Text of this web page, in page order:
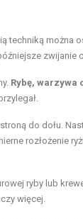
można
zwijanie
Rybę, warzywa
do dołu.
rozłożenie
ryby lub
więcej.